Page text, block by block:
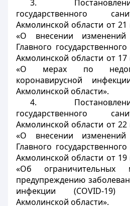
3.
государственного
Акмолинской области от
«О внесении изменений
Главного
Акмолинской области от
«О мерах по
коронавирусной
Акмолинской области».
4.
государственного
Акмолинской области от
«О внесении изменений
Главного
Акмолинской области от
«Об ограничительных
предупреждению
инфекции (COVID-19)
Акмолинской области».